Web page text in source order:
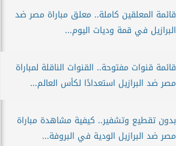
قائمة المعلقين كاملة.. معلق مباراة مصر ضد
البرازيل في قمة وديات اليوم...
قائمة قنوات مفتوحة.. القنوات الناقلة لمباراة
مصر ضد البرازيل استعدادًا لكأس العالم...
بدون تقطيع وتشفير.. كيفية مشاهدة مباراة
مصر ضد البرازيل الودية في البروفة...